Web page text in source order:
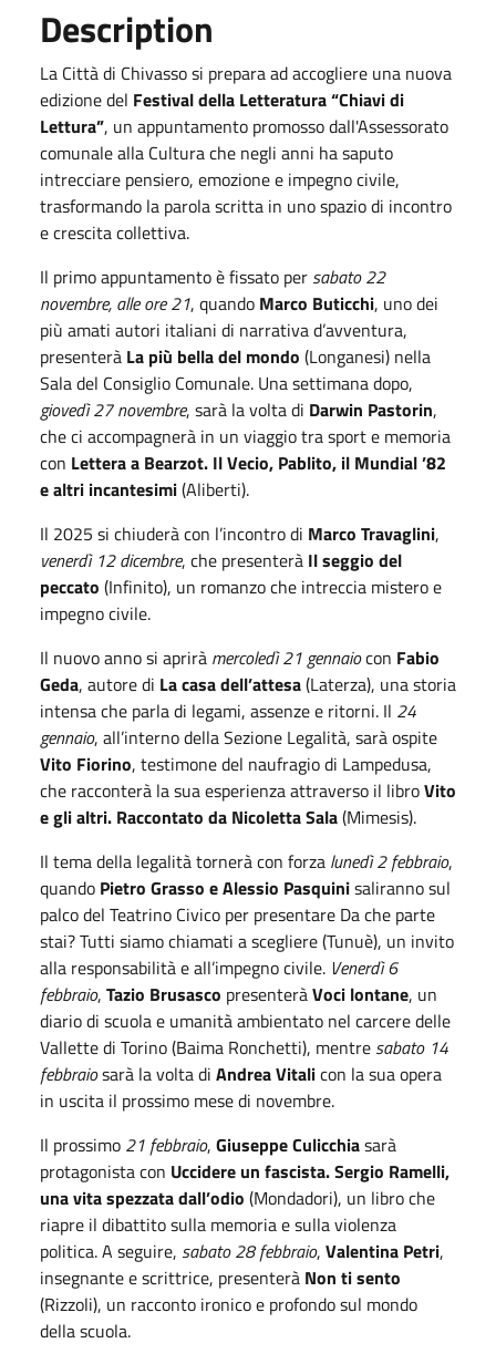
Description
La Città di Chivasso si prepara ad accogliere una nuova
edizione del Festival della Letteratura “Chiavi di
Lettura”, un appuntamento promosso dall'Assessorato
comunale alla Cultura che negli anni ha saputo
intrecciare pensiero, emozione e impegno civile,
trasformando la parola scritta in uno spazio di incontro
e crescita collettiva.
Il primo appuntamento è fissato per sabato 22
novembre, alle ore 21, quando Marco Buticchi, uno dei
più amati autori italiani di narrativa d’avventura,
presenterà La più bella del mondo (Longanesi) nella
Sala del Consiglio Comunale. Una settimana dopo,
giovedì 27 novembre, sarà la volta di Darwin Pastorin,
che ci accompagnerà in un viaggio tra sport e memoria
con Lettera a Bearzot. Il Vecio, Pablito, il Mundial ’82
e altri incantesimi(Aliberti).
Il 2025 si chiuderà con l’incontro di Marco Travaglini,
venerdì 12 dicembre, che presenterà Il seggio del
peccato (Infinito), un romanzo che intreccia mistero e
impegno civile.
Il nuovo anno si aprirà mercoledì 21 gennaiocon Fabio
Geda, autore di La casa dell’attesa(Laterza), una storia
intensa che parla di legami, assenze e ritorni. Il 24
gennaio, all’interno della Sezione Legalità, sarà ospite
Vito Fiorino, testimone del naufragio di Lampedusa,
che racconterà la sua esperienza attraverso il libroVito
e gli altri. Raccontato da Nicoletta Sala(Mimesis).
Il tema della legalità tornerà con forza lunedì 2 febbraio,
quando Pietro Grasso e Alessio Pasquinisaliranno sul
palco del Teatrino Civico per presentare Da che parte
stai? Tutti siamo chiamati a scegliere (Tunuè), un invito
alla responsabilità e all’impegno civile. Venerdì 6
febbraio, Tazio Brusasco presenteràVoci lontane, un
diario di scuola e umanità ambientato nel carcere delle
Vallette di Torino (Baima Ronchetti), mentre sabato 14
febbraiosarà la volta di Andrea Vitalicon la sua opera
in uscita il prossimo mese di novembre.
Il prossimo 21 febbraio, Giuseppe Culicchiasarà
protagonista con Uccidere un fascista. Sergio Ramelli,
una vita spezzata dall’odio (Mondadori), un libro che
riapre il dibattito sulla memoria e sulla violenza
politica. A seguire, sabato 28 febbraio, Valentina Petri,
insegnante e scrittrice, presenterà Non ti sento
(Rizzoli), un racconto ironico e profondo sul mondo
della scuola.